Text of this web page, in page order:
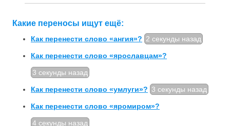
Какие переносы ищут ещё:
Как перенести слово «ангия»? 2 секунды назад
Как перенести слово «ярославцам»?
3 секунды назад
Как перенести слово «умлуги»? 3 секунды назад
Как перенести слово «яромиром»?
4 секунды назад